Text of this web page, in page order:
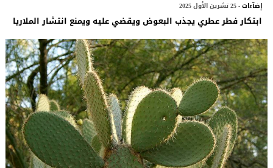
إضآءات- 25 تشرين الأول 2025
ابتكار فطر عطري يجذب البعوض ويقضي عليه ويمنع انتشار الملاريا